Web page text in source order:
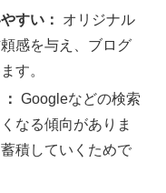
すい：
オリジナル
感を与え、ブログ
す。
Googleなどの検索
なる傾向がありま
積していくためで